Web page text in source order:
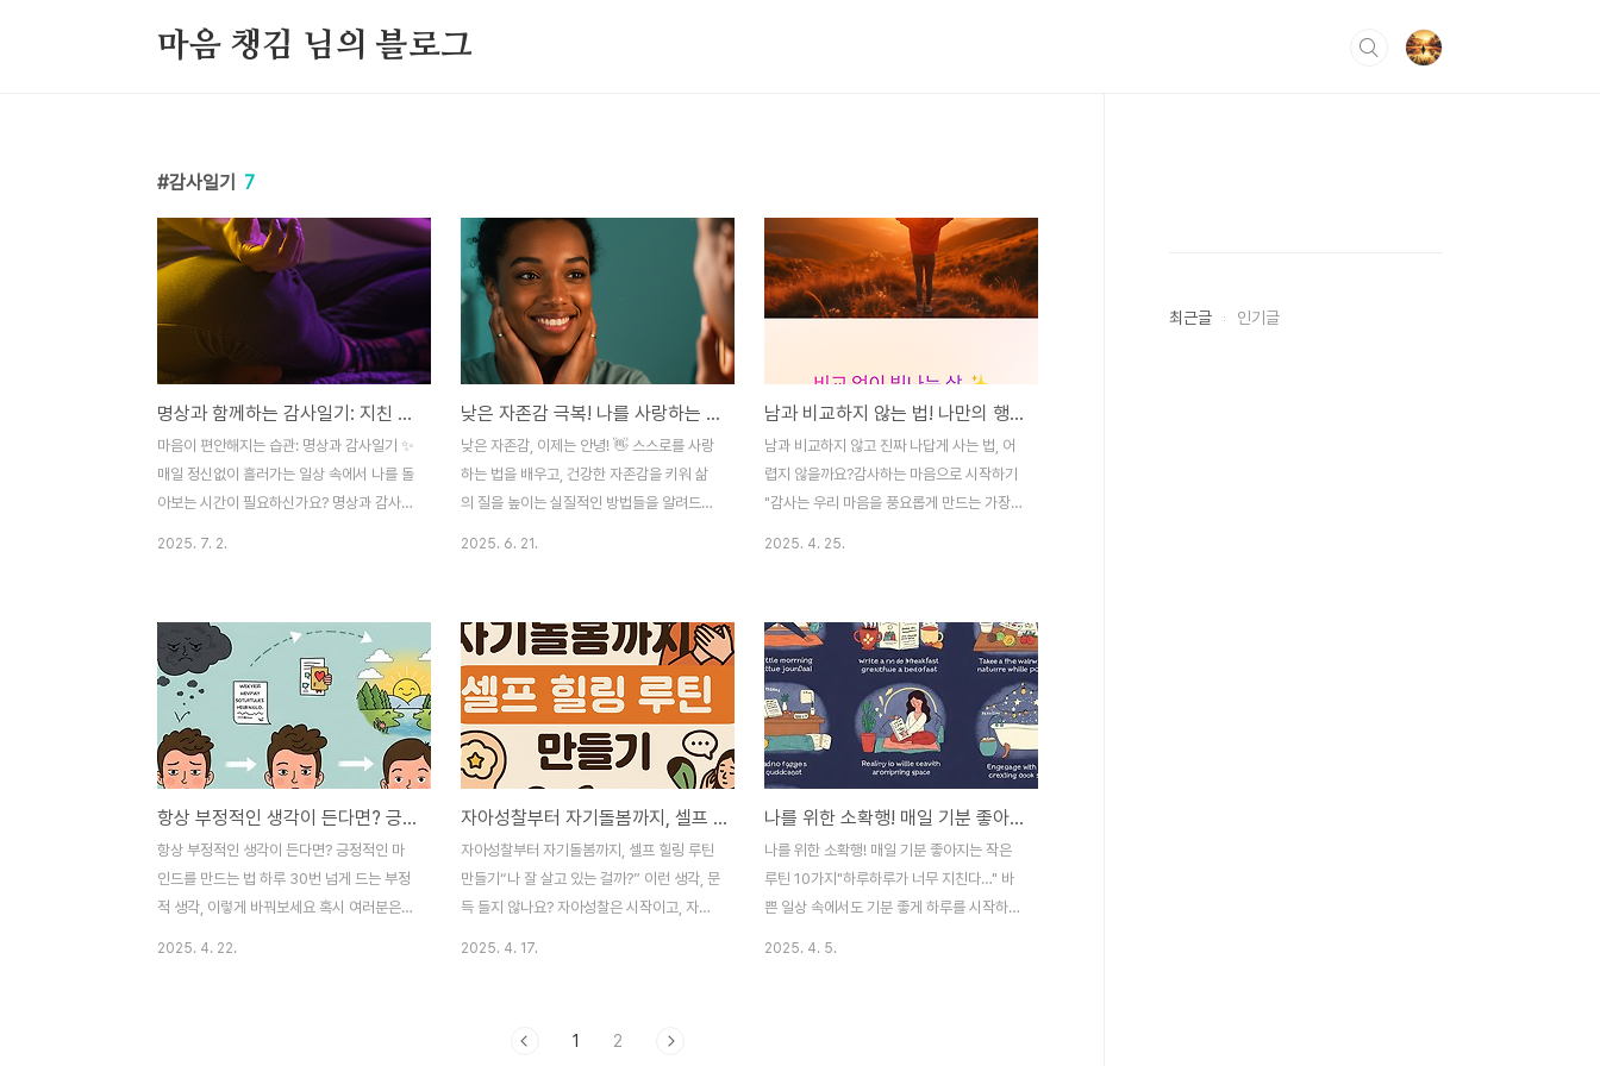
마음 챙김 님의 블로그
감사일기 7
명상과 함께하는 감사일기: 지친 마음을 위한 완벽한 루틴 ✨
마음이 편안해지는 습관: 명상과 감사일기 ✨
매일 정신없이 흘러가는 일상 속에서 나를 돌
아보는 시간이 필요하신가요? 명상과 감사일
보면 나 자신을 돌볼 시간이 없어져서, 어느
새 마음이 지쳐있더라고요. 저도 그랬어요.
뭔가 늘 허전하고, 작은 일에도 쉽게 짜증이
나고... 그러다 우연히 명상과 감사일기를 함
께 해보게 되었는데요, 와, 이거 진짜 신세계
더라고요! 😊처음엔 '명상이랑 감사일기가
도대체 무슨 관계지?' 싶었죠. 근데 해보니까
이 두 가지가 시너지를 내면서 마음을 정말
평화롭게 만들어주는 거예요. 오늘은 제가 직
접 경험하며..
2025. 7. 2.
낮은 자존감 극복! 나를 사랑하는 실천 방법 5가지 💖
낮은 자존감, 이제는 안녕! 👋 스스로를 사랑
하는 법을 배우고, 건강한 자존감을 키워 삶
의 질을 높이는 실질적인 방법들을 알려드립
런 생각에 사로잡혀 있었어요. 거울을 봐도,
다른 사람들과 비교해도 항상 제 모습이 못마
땅했죠. 낮은 자존감은 마치 그림자처럼 저를
따라다니며 삶의 많은 부분에서 저를 주저하
게 만들었어요. 새로운 도전을 망설이고, 인
간관계에서도 소극적이 될 수밖에 없었죠. 하
지만 괜찮아요! 우리 모두에게는 조금씩 그런
그림자가 있을 수 있거든요. 중요한 건, 그 그
림자를 걷어내고 스스로 빛을 찾아가는 여정
을 시..
2025. 6. 21.
남과 비교하지 않는 법! 나만의 행복을 찾는 5가지 방법
남과 비교하지 않고 진짜 나답게 사는 법, 어
렵지 않을까요?감사하는 마음으로 시작하기
"감사는 우리 마음을 풍요롭게 만드는 가장
습관 하나가삶 전체를 긍정의 시선으로 바꿔
주고행복감은 무려 20% 이상 증가할 수 있
습니다 😊나만의 시간 확보하기 하루 종일
누군가의 기대와 시선 속에 지치셨나요?단
10분이라도 조용한 시간 속에서자신을 돌아
보는 습관을 가져보세요명상, 산책, 좋아하는
음악 감상도 좋습니다스트레스가 약 30% 감
소하고일상 만족도 또한 자연스럽게 높아진
다고 합니다"나에게 집중하는 시간은 절대 낭
비가 아닙니다"작지만 강한 목표 ..
2025. 4. 25.
항상 부정적인 생각이 든다면? 긍정적인 마인드를 만드는 법
항상 부정적인 생각이 든다면? 긍정적인 마
인드를 만드는 법 하루 30번 넘게 드는 부정
적 생각, 이렇게 바꿔보세요 혹시 여러분은
2025. 4. 22.
자아성찰부터 자기돌봄까지, 셀프 힐링 루틴 만들기
자아성찰부터 자기돌봄까지, 셀프 힐링 루틴
만들기“나 잘 살고 있는 걸까?” 이런 생각, 문
득 들지 않나요? 자아성찰은 시작이고, 자기
다 나에게 질문을 던지며 시작하곤 했죠. 이
2025. 4. 17.
나를 위한 소확행! 매일 기분 좋아지는 작은 루틴 10가지
나를 위한 소확행! 매일 기분 좋아지는 작은
루틴 10가지"하루하루가 너무 지친다…" 바
쁜 일상 속에서도 기분 좋게 하루를 시작하고
2025. 4. 5.
1 2
최근글 인기글